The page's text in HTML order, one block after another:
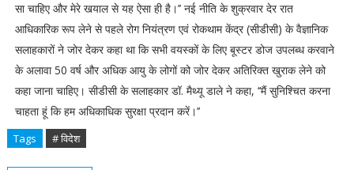
सा चाहिए और मेरे खयाल से यह ऐसा ही है।’’ नई नीति के शुक्रवार देर रात
आधिकारिक रूप लेने से पहले रोग नियंत्रण एवं रोकथाम केंद्र (सीडीसी) के वैज्ञानिक
सलाहकारों ने जोर देकर कहा था कि सभी वयस्कों के लिए बूस्टर डोज उपलब्ध करवाने
के अलावा 50 वर्ष और अधिक आयु के लोगों को जोर देकर अतिरिक्त खुराक लेने को
कहा जाना चाहिए। सीडीसी के सलाहकार डॉ. मैथ्यू डाले ने कहा, ‘‘मैं सुनिश्चित करना
चाहता हूं कि हम अधिकाधिक सुरक्षा प्रदान करें।’’
Tags # विदेश